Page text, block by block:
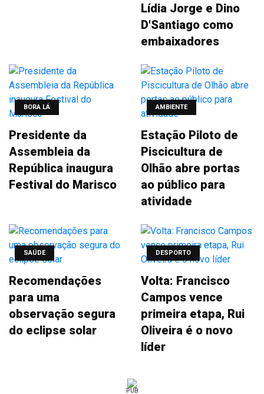
Lídia Jorge e Dino
D'Santiago como
embaixadores
BORA LÁ
Presidente da
Assembleia da
República inaugura
Festival do Marisco
AMBIENTE
Estação Piloto de
Piscicultura de
Olhão abre portas
ao público para
atividade
SAÚDE
Recomendações
para uma
observação segura
do eclipse solar
DESPORTO
Volta: Francisco
Campos vence
primeira etapa, Rui
Oliveira é o novo
líder
PUB